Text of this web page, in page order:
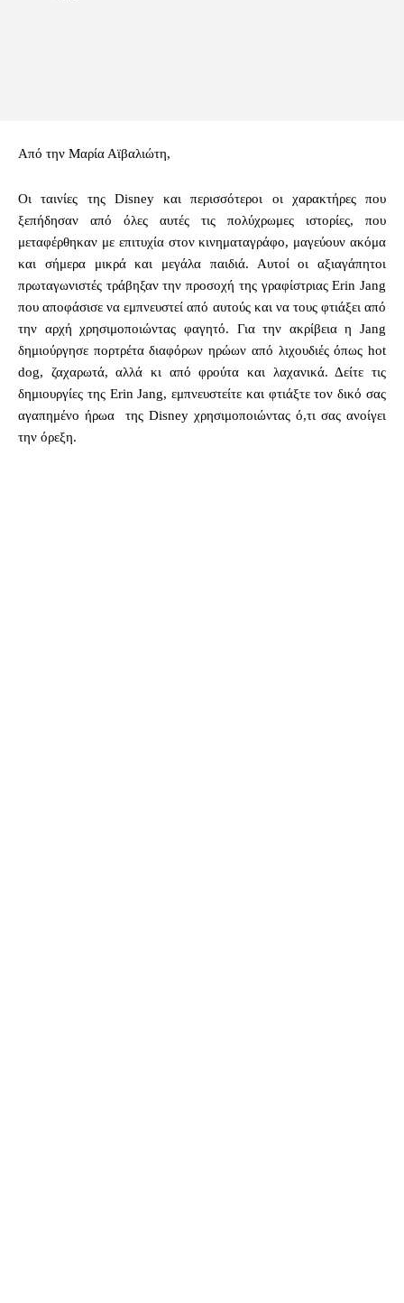
Από την Μαρία Αϊβαλιώτη,
Οι ταινίες της Disney και περισσότεροι οι χαρακτήρες που
ξεπήδησαν από όλες αυτές τις πολύχρωμες ιστορίες, που
μεταφέρθηκαν με επιτυχία στον κινηματαγράφο, μαγεύουν ακόμα
και σήμερα μικρά και μεγάλα παιδιά. Αυτοί οι αξιαγάπητοι
πρωταγωνιστές τράβηξαν την προσοχή της γραφίστριας Erin Jang
που αποφάσισε να εμπνευστεί από αυτούς και να τους φτιάξει από
την αρχή χρησιμοποιώντας φαγητό. Για την ακρίβεια η Jang
δημιούργησε πορτρέτα διαφόρων ηρώων από λιχουδιές όπως hot
dog, ζαχαρωτά, αλλά κι από φρούτα και λαχανικά. Δείτε τις
δημιουργίες της Erin Jang, εμπνευστείτε και φτιάξτε τον δικό σας
αγαπημένο ήρωα της Disney χρησιμοποιώντας ό,τι σας ανοίγει
την όρεξη.